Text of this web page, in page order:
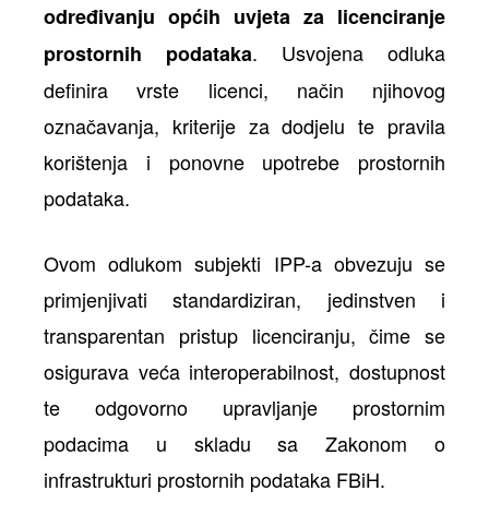
određivanju općih uvjeta za licenciranje
prostornih podataka. Usvojena odluka
definira vrste licenci, način njihovog
označavanja, kriterije za dodjelu te pravila
korištenja i ponovne upotrebe prostornih
podataka.
Ovom odlukom subjekti IPP-a obvezuju se
primjenjivati standardiziran, jedinstven i
transparentan pristup licenciranju, čime se
osigurava veća interoperabilnost, dostupnost
te odgovorno upravljanje prostornim
podacima u skladu sa Zakonom o
infrastrukturi prostornih podataka FBiH.